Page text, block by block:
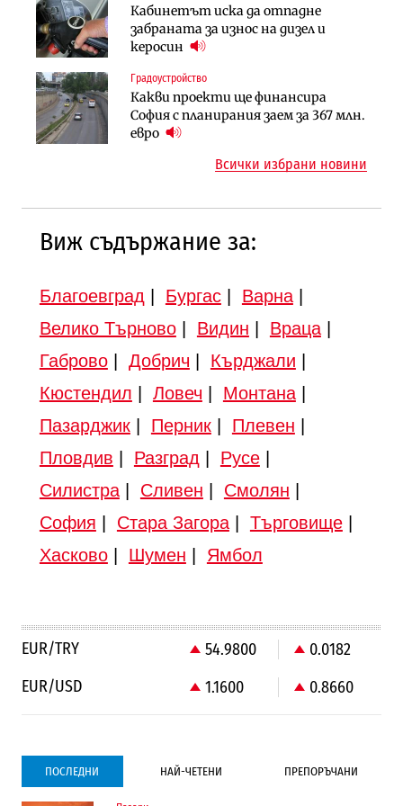
Кабинетът иска да отпадне
забраната за износ на дизел и
керосин
Градоустройство
Какви проекти ще финансира
София с планирания заем за 367 млн.
евро
Инфраструктура
АПИ възложи промяната на
парцеларния план за
Търново
Градоустройство
Шест кандидата с интерес към
Вторият мост над Варненското
езеро става част от бъдещата
магистрала „Черно море“
Публични финанси
Регионалният министър поема „на
ръчно управление“ общинската
инвестиционна програма
Всички избрани новини
Виж съдържание за:
Благоевград Бургас| Варна|
Велико Търново| Видин Враца|
Габрово| Добрич Кърджали
Кюстендил
Ловеч Монтана|
Пазарджик| Перник| Плевен
Пловдив
Разград Русе|
Силистра| Сливен Смолян
София
Стара Загора| Търговище|
Хасково| Шумен Ямбол
EUR/TRY 54.9800
0.0182
EUR/USD
1.1600 0.8660
ПОСЛЕДНИ НАЙ-ЧЕТЕНИ ПРЕПОРЪЧАНИ